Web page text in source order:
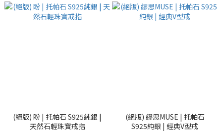
(絕版) 盼 | 托帕石 S925純銀 |
天然石輕珠寶戒指
(絕版) 繆思MUSE | 托帕石
S925純銀 | 經典V型戒